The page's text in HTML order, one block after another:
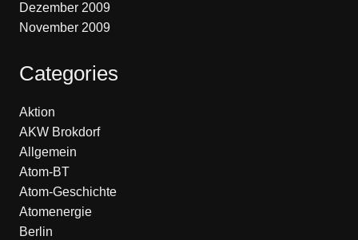
Dezember 2009
November 2009
Categories
Aktion
AKW Brokdorf
Allgemein
Atom-BT
Atom-Geschichte
Atomenergie
Berlin